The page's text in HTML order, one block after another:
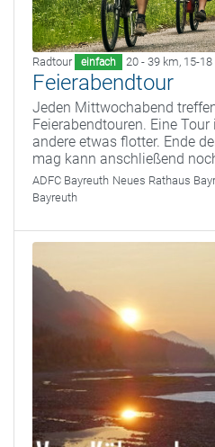
Radtour einfach 20 - 39 km, 15-
Feierabendtour
Jeden Mittwochabend
Feierabendtouren. Eine
andere etwas flotter. Ende
mag kann anschließend
ADFC Bayreuth Neues Rathaus
Bayreuth